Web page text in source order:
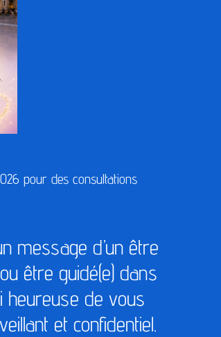
pour des consultations
message d’un être
être guidé(e) dans
de vous
et confidentiel.